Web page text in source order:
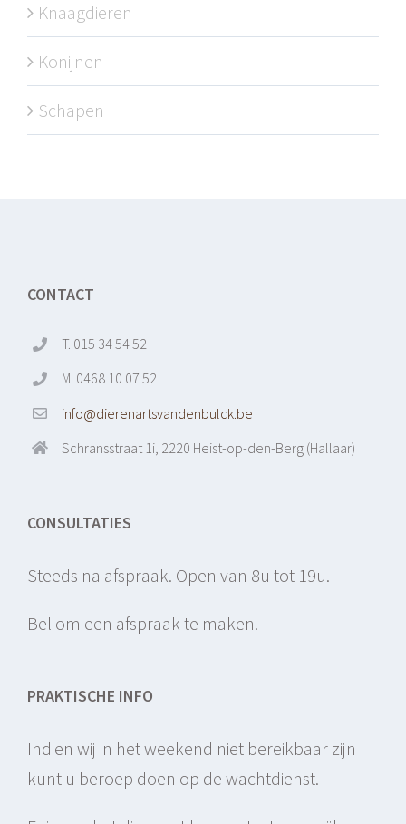
Knaagdieren
Konijnen
Schapen
CONTACT
T. 015 34 54 52
M. 0468 10 07 52
info@dierenartsvandenbulck.be
Schransstraat 1i, 2220 Heist-op-den-Berg (Hallaar)
CONSULTATIES
Steeds na afspraak. Open van 8u tot 19u.
Bel om een afspraak te maken.
PRAKTISCHE INFO
Indien wij in het weekend niet bereikbaar zijn
kunt u beroep doen op de wachtdienst.